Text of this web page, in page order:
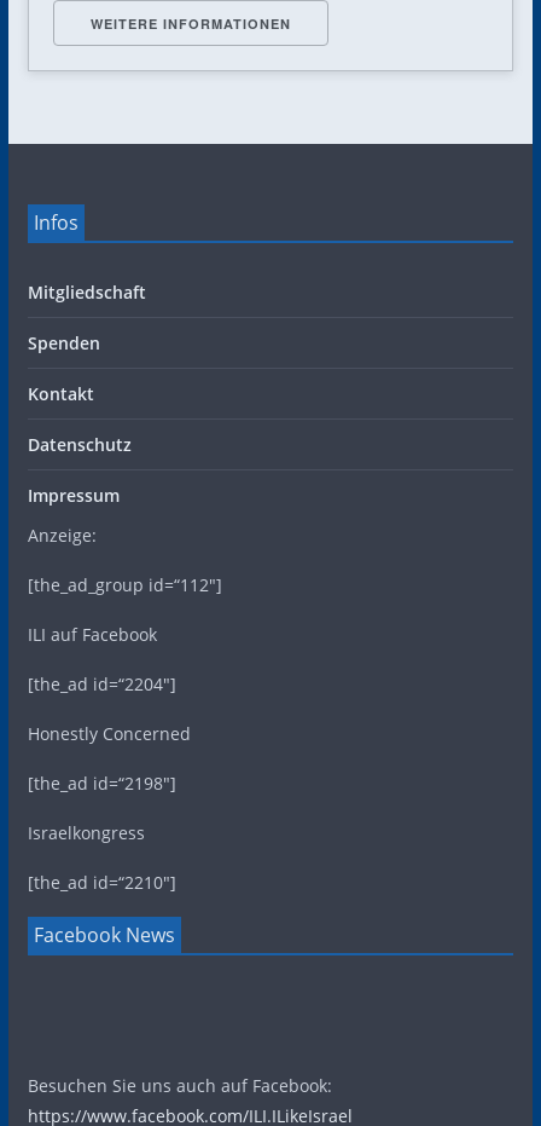
WEITERE INFORMATIONEN
Infos
Mitgliedschaft
Spenden
Kontakt
Datenschutz
Impressum
Anzeige:
[the_ad_group id=“112″]
ILI auf Facebook
[the_ad id=“2204″]
Honestly Concerned
[the_ad id=“2198″]
Israelkongress
[the_ad id=“2210″]
Facebook News
Besuchen Sie uns auch auf Facebook:
https://www.facebook.com/ILI.ILikeIsrael